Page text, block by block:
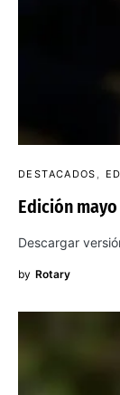
DESTACADOS
Edición
Descargar
by Rotary